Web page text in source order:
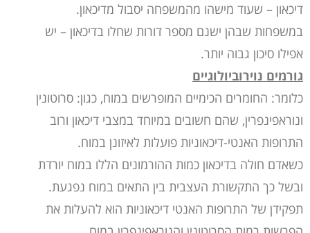
דיכאון – שעוד מישהו מהמשפחה יסבול מדיכאון.
במשפחות שבהן ישנם מספר דורות שחלו בדיכאון – יש
אפילו סיכון גבוה יותר.
גורמים נוירוביולוגיים
כלומר: החומרים הכימיים המופרשים במוח, כגון: סרוטונין
ונוראפינפרין, שהם חשובים במיוחד במצבי דיכאון ורוב
התרופות האנטי-דיכאוניות פועלות לאיזונן במוח.
כשאדם חולה בדיכאון כמות ההורמונים הללו במוח יורדת
ובשל כך התקשורת העצבית בין התאים במוח נפגעת.
תפקידן של התרופות האנטי דיכאוניות הוא להעלות את